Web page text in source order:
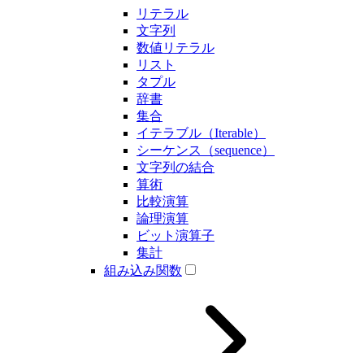
リテラル
文字列
数値リテラル
リスト
タプル
辞書
集合
イテラブル（Iterable）
シーケンス（sequence）
文字列の結合
算術
比較演算
論理演算
ビット演算子
集計
組み込み関数